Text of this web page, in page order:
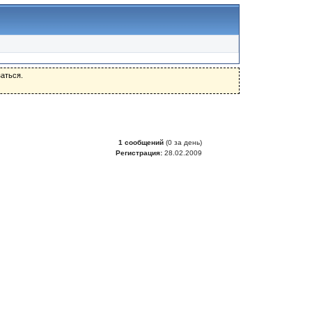
1 сообщений(0 за день)
Регистрация:28.02.2009